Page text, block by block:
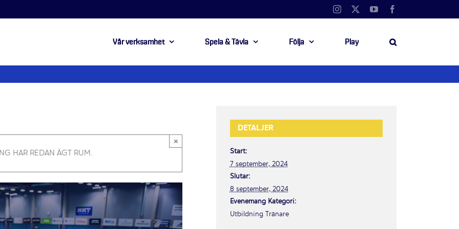
Instagram YouTube
Vår verksamhet Spela & Tävla Följa Play
HAR REDAN ÄGT RUM.
×
DETALJER
Start:
7 september, 2024
Slutar:
8 september, 2024
Evenemang Kategori:
Utbildning Tränare